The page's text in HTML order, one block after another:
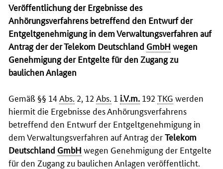
Veröffentlichung der Ergebnisse des
Anhörungsverfahrens betreffend den Entwurf der
Entgeltgenehmigung in dem Verwaltungsverfahren auf
Antrag derder Telekom Deutschland GmbH wegen
Genehmigung der Entgelte für den Zugang zu
baulichen Anlagen
Gemäß §§ 14 Abs. 2, 12 Abs. 1 i.V.m. 192 TKG werden
hiermit die Ergebnisse des Anhörungsverfahrens
betreffend den Entwurf der Entgeltgenehmigung in
dem Verwaltungsverfahren auf Antrag derTelekom
Deutschland GmbH wegen Genehmigung der Entgelte
für den Zugang zu baulichen Anlagen veröffentlicht.